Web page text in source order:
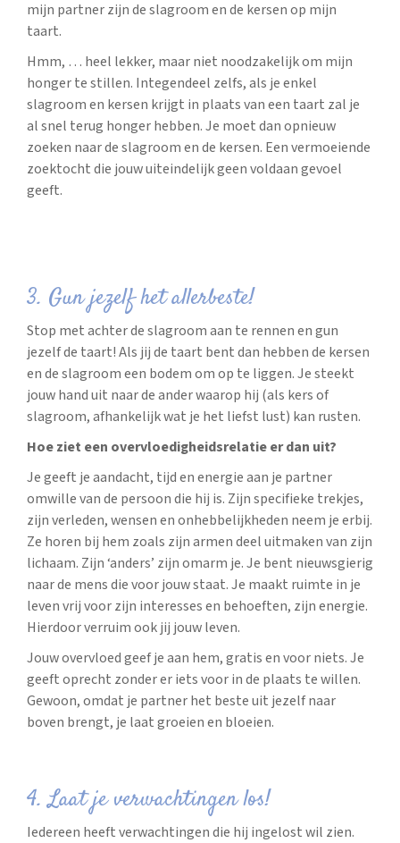
mijn partner zijn de slagroom en de kersen op mijn
taart.
Hmm, … heel lekker, maar niet noodzakelijk om mijn
honger te stillen. Integendeel zelfs, als je enkel
slagroom en kersen krijgt in plaats van een taart zal je
al snel terug honger hebben. Je moet dan opnieuw
zoeken naar de slagroom en de kersen. Een vermoeiende
zoektocht die jouw uiteindelijk geen voldaan gevoel
geeft.
3. Gun jezelf het allerbeste!
Stop met achter de slagroom aan te rennen en gun
jezelf de taart! Als jij de taart bent dan hebben de kersen
en de slagroom een bodem om op te liggen. Je steekt
jouw hand uit naar de ander waarop hij (als kers of
slagroom, afhankelijk wat je het liefst lust) kan rusten.
Hoe ziet een overvloedigheidsrelatie er dan uit?
Je geeft je aandacht, tijd en energie aan je partner
omwille van de persoon die hij is. Zijn specifieke trekjes,
zijn verleden, wensen en onhebbelijkheden neem je erbij.
Ze horen bij hem zoals zijn armen deel uitmaken van zijn
lichaam. Zijn ‘anders’ zijn omarm je. Je bent nieuwsgierig
naar de mens die voor jouw staat. Je maakt ruimte in je
leven vrij voor zijn interesses en behoeften, zijn energie.
Hierdoor verruim ook jij jouw leven.
Jouw overvloed geef je aan hem, gratis en voor niets. Je
geeft oprecht zonder er iets voor in de plaats te willen.
Gewoon, omdat je partner het beste uit jezelf naar
boven brengt, je laat groeien en bloeien.
4. Laat je verwachtingen los!
Iedereen heeft verwachtingen die hij ingelost wil zien.